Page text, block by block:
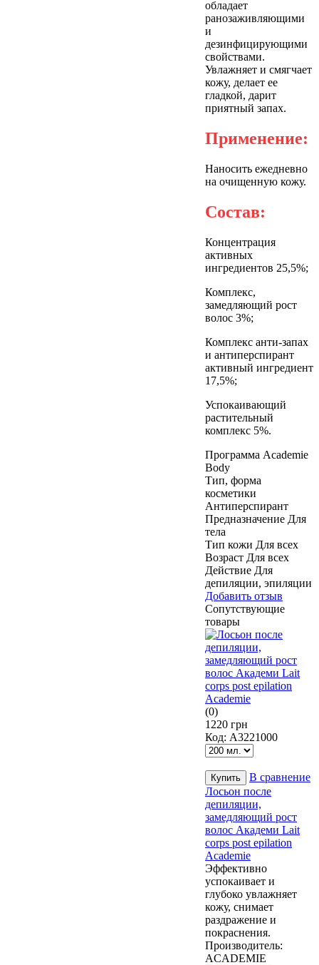
обладает
ранозаживляющими
и
дезинфицирующими
свойствами.
Увлажняет и смягчает
кожу, делает ее
гладкой, дарит
приятный запах.
Применение:
Наносить ежедневно
на очищенную кожу.
Состав:
Концентрация
активных
ингредиентов 25,5%;
Комплекс,
замедляющий рост
волос 3%;
Комплекс анти-запах
и антиперспирант
активный ингредиент
17,5%;
Успокаивающий
растительный
комплекс 5%.
Программа Academie
Body
Тип, форма
косметики
Антиперспирант
Предназначение Для
тела
Тип кожи Для всех
Возраст Для всех
Действие Для
депиляции, эпиляции
Добавить отзыв
Сопутствующие
товары
(0)
1220 грн
Код: A3221000
В сравнение
Лосьон после
депиляции,
замедляющий рост
волос Академи Lait
corps post epilation
Academie
Эффективно
успокаивает и
глубоко увлажняет
кожу, снимает
раздражение и
покраснения.
Производитель:
ACADEMIE